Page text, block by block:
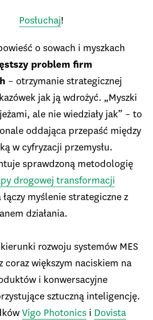
Posłuchaj!
o sowach i myszkach
problem firm
– otrzymanie strategicznej
jak ją wdrożyć. „Myszki
ale nie wiedziały jak” – to
oddająca przepaść między
w cyfryzacji przemysłu.
sprawdzoną metodologię
drogowej transformacji
myślenie strategiczne z
działania.
rozwoju systemów MES
coraz większym naciskiem na
i konwersacyjne
sztuczną inteligencję.
Vigo Photonics i Dovista